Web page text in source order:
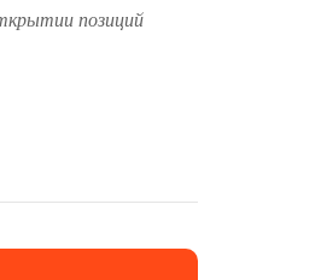
позиций